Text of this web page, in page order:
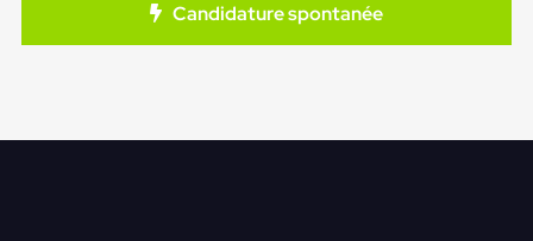
Candidature spontanée